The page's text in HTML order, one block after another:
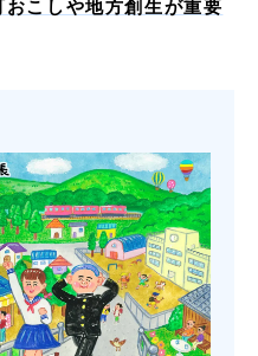
こしや地方創生が重要